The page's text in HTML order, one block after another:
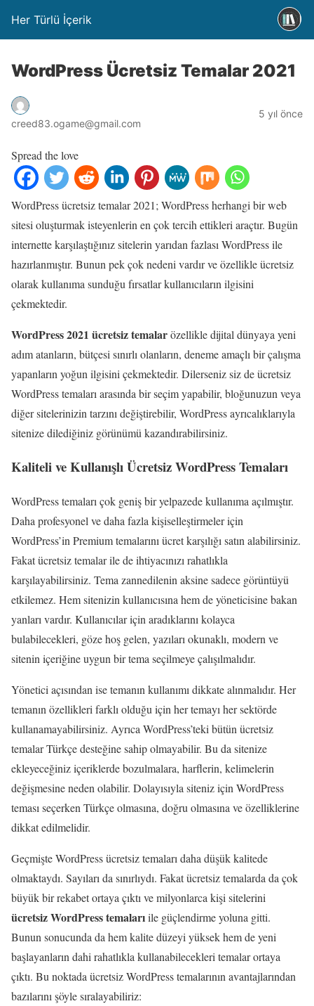
Her Türlü İçerik
WordPress Ücretsiz Temalar 2021
creed83.ogame@gmail.com
5 yıl önce
Spread the love
WordPress ücretsiz temalar 2021; WordPress herhangi bir web
sitesi oluşturmak isteyenlerin en çok tercih ettikleri araçtır. Bugün
internette karşılaştığınız sitelerin yarıdan fazlası WordPress ile
hazırlanmıştır. Bunun pek çok nedeni vardır ve özellikle ücretsiz
olarak kullanıma sunduğu fırsatlar kullanıcıların ilgisini
çekmektedir.
WordPress 2021 ücretsiz temalarözellikle dijital dünyaya yeni
adım atanların, bütçesi sınırlı olanların, deneme amaçlı bir çalışma
yapanların yoğun ilgisini çekmektedir. Dilerseniz siz de ücretsiz
WordPress temaları arasında bir seçim yapabilir, bloğunuzun veya
diğer sitelerinizin tarzını değiştirebilir, WordPress ayrıcalıklarıyla
sitenize dilediğiniz görünümü kazandırabilirsiniz.
Kaliteli ve Kullanışlı Ücretsiz WordPress Temaları
WordPress temaları çok geniş bir yelpazede kullanıma açılmıştır.
Daha profesyonel ve daha fazla kişiselleştirmeler için
WordPress’in Premium temalarını ücret karşılığı satın alabilirsiniz.
Fakat ücretsiz temalar ile de ihtiyacınızı rahatlıkla
karşılayabilirsiniz. Tema zannedilenin aksine sadece görüntüyü
etkilemez. Hem sitenizin kullanıcısına hem de yöneticisine bakan
yanları vardır. Kullanıcılar için aradıklarını kolayca
bulabilecekleri, göze hoş gelen, yazıları okunaklı, modern ve
sitenin içeriğine uygun bir tema seçilmeye çalışılmalıdır.
Yönetici açısından ise temanın kullanımı dikkate alınmalıdır. Her
temanın özellikleri farklı olduğu için her temayı her sektörde
kullanamayabilirsiniz. Ayrıca WordPress’teki bütün ücretsiz
temalar Türkçe desteğine sahip olmayabilir. Bu da sitenize
ekleyeceğiniz içeriklerde bozulmalara, harflerin, kelimelerin
değişmesine neden olabilir. Dolayısıyla siteniz için WordPress
teması seçerken Türkçe olmasına, doğru olmasına ve özelliklerine
dikkat edilmelidir.
Geçmişte WordPress ücretsiz temaları daha düşük kalitede
olmaktaydı. Sayıları da sınırlıydı. Fakat ücretsiz temalarda da çok
büyük bir rekabet ortaya çıktı ve milyonlarca kişi sitelerini
ücretsiz WordPress temalarıile güçlendirme yoluna gitti.
Bunun sonucunda da hem kalite düzeyi yüksek hem de yeni
başlayanların dahi rahatlıkla kullanabilecekleri temalar ortaya
çıktı. Bu noktada ücretsiz WordPress temalarının avantajlarından
bazılarını şöyle sıralayabiliriz: